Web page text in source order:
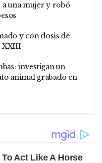
a una mujer y robó
y con dosis de
XXIII
investigan un
animal grabado en